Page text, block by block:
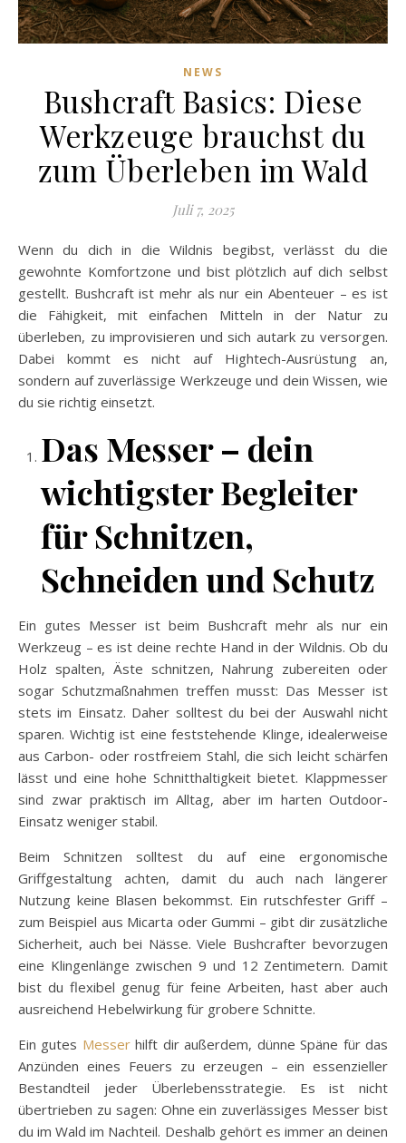
NEWS
Bushcraft Basics: Diese
Werkzeuge brauchst du
zum Überleben im Wald
Juli 7, 2025
Wenn du dich in die Wildnis begibst, verlässt du die
gewohnte Komfortzone und bist plötzlich auf dich selbst
gestellt. Bushcraft ist mehr als nur ein Abenteuer – es ist
die Fähigkeit, mit einfachen Mitteln in der Natur zu
überleben, zu improvisieren und sich autark zu versorgen.
Dabei kommt es nicht auf Hightech-Ausrüstung an,
sondern auf zuverlässige Werkzeuge und dein Wissen, wie
du sie richtig einsetzt.
Das Messer – dein
wichtigster Begleiter
für Schnitzen,
Schneiden und Schutz
Ein gutes Messer ist beim Bushcraft mehr als nur ein
Werkzeug – es ist deine rechte Hand in der Wildnis. Ob du
Holz spalten, Äste schnitzen, Nahrung zubereiten oder
sogar Schutzmaßnahmen treffen musst: Das Messer ist
stets im Einsatz. Daher solltest du bei der Auswahl nicht
sparen. Wichtig ist eine feststehende Klinge, idealerweise
aus Carbon- oder rostfreiem Stahl, die sich leicht schärfen
lässt und eine hohe Schnitthaltigkeit bietet. Klappmesser
sind zwar praktisch im Alltag, aber im harten Outdoor-
Einsatz weniger stabil.
Beim Schnitzen solltest du auf eine ergonomische
Griffgestaltung achten, damit du auch nach längerer
Nutzung keine Blasen bekommst. Ein rutschfester Griff –
zum Beispiel aus Micarta oder Gummi – gibt dir zusätzliche
Sicherheit, auch bei Nässe. Viele Bushcrafter bevorzugen
eine Klingenlänge zwischen 9 und 12 Zentimetern. Damit
bist du flexibel genug für feine Arbeiten, hast aber auch
ausreichend Hebelwirkung für grobere Schnitte.
Ein gutes Messerhilft dir außerdem, dünne Späne für das
Anzünden eines Feuers zu erzeugen – ein essenzieller
Bestandteil jeder Überlebensstrategie. Es ist nicht
übertrieben zu sagen: Ohne ein zuverlässiges Messer bist
du im Wald im Nachteil. Deshalb gehört es immer an deinen